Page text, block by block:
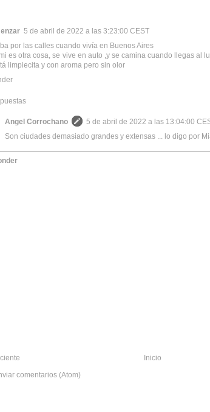
5 de abril de 2022 a las 3:23:00 CEST
por las calles cuando vivía en Buenos Aires
es otra cosa, se vive en auto ,y se camina cuando llegas al
limpiecita y con aroma pero sin olor
Angel Corrochano
5 de abril de 2022 a las 13:04:00
Son ciudades demasiado grandes y extensas ... lo digo por
Inicio
comentarios (Atom)